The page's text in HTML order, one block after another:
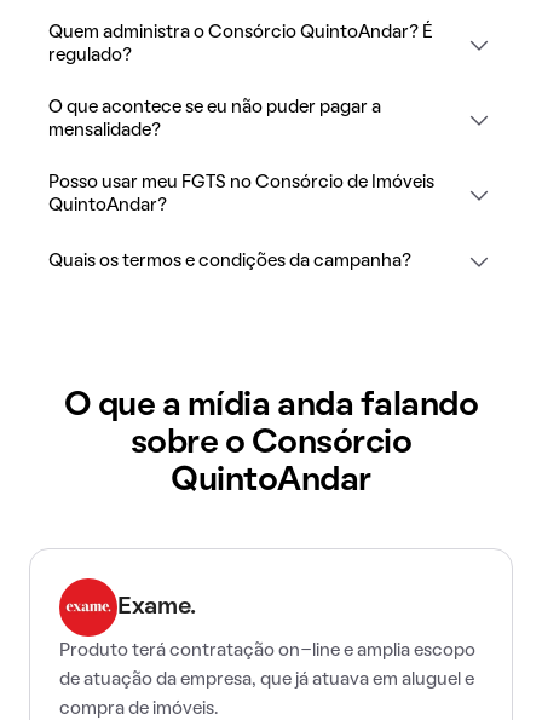
Quem administra o Consórcio QuintoAndar? É
regulado?
O que acontece se eu não puder pagar a
mensalidade?
Posso usar meu FGTS no Consórcio de Imóveis
QuintoAndar?
Quais os termos e condições da campanha?
O que a mídia anda falando
sobre o Consórcio
QuintoAndar
Exame.
Produto terá contratação on-line e amplia escopo
de atuação da empresa, que já atuava em aluguel e
compra de imóveis.